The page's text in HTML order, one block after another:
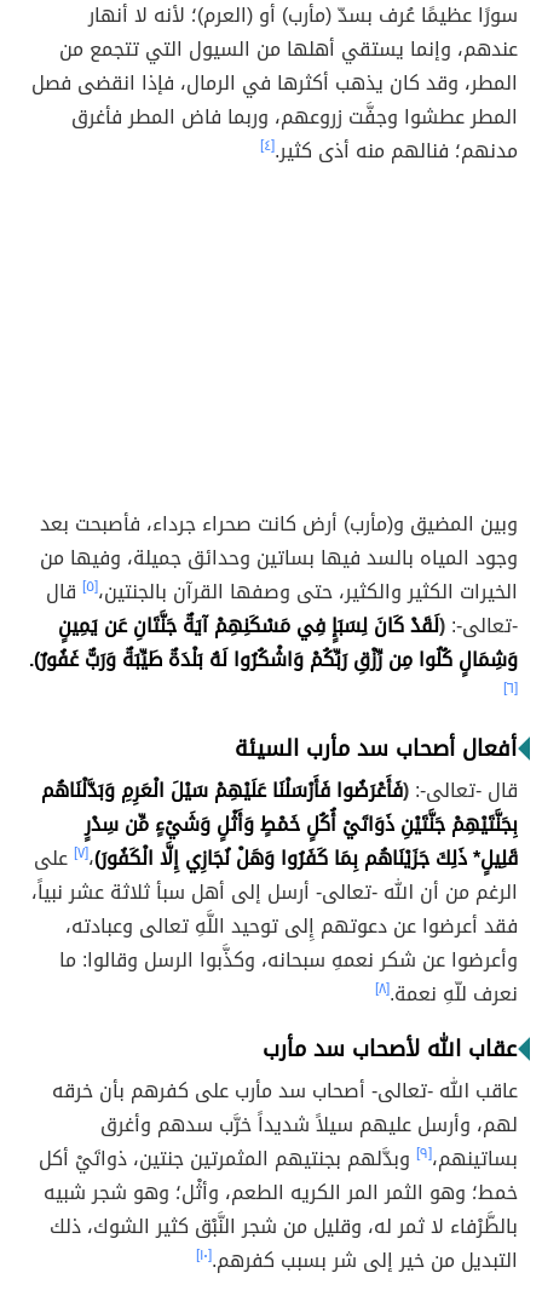
سورًا عظيمًا عُرف بسدّ (مأرب) أو (العرم)؛ لأنه لا أنهار
عندهم، وإنما يستقي أهلها من السيول التي تتجمع من
المطر، وقد كان يذهب أكثرها في الرمال، فإذا انقضى فصل
المطر عطشوا وجفَّت زروعهم، وربما فاض المطر فأغرق
مدنهم؛ فنالهم منه أذى كثير.[٤]
وبين المضيق و(مأرب) أرض كانت صحراء جرداء، فأصبحت بعد
وجود المياه بالسد فيها بساتين وحدائق جميلة، وفيها من
الخيرات الكثير والكثير، حتى وصفها القرآن بالجنتين،[٥]
قال
-تعالى-:(لَقَدْ كَانَ لِسَبَإٍ فِي مَسْكَنِهِمْ آيَةٌ جَنَّتَانِ عَن يَمِينٍ
وَشِمَالٍ كُلُوا مِن رِّزْقِ رَبِّكُمْ وَاشْكُرُوا لَهُ بَلْدَةٌ طَيِّبَةٌ وَرَبٌّ غَفُورٌ).
[٦]
أفعال أصحاب سد مأرب السيئة
قال -تعالى-:(فَأَعْرَضُوا فَأَرْسَلْنَا عَلَيْهِمْ سَيْلَ الْعَرِمِ وَبَدَّلْنَاهُم
بِجَنَّتَيْهِمْ جَنَّتَيْنِ ذَوَاتَيْ أُكُلٍ خَمْطٍ وَأَثْلٍ وَشَيْءٍ مِّن سِدْرٍ
قَلِيلٍ* ذَلِكَ جَزَيْنَاهُم بِمَا كَفَرُوا وَهَلْ نُجَازِي إِلَّا الْكَفُورَ)،[٧]
على
الرغم من أن الله -تعالى- أرسل إلى أهل سبأ ثلاثة عشر نبياً،
فقد أعرضوا عن دعوتهم إِلى توحيد اللَّهِ تعالى وعبادته،
وأعرضوا عن شكر نعمهِ سبحانه، وكذَّبوا الرسل وقالوا: ما
نعرف للّهِ نعمة.[٨]
عقاب الله لأصحاب سد مأرب
عاقب الله -تعالى- أصحاب سد مأرب على كفرهم بأن خرقه
لهم، وأرسل عليهم سيلاً شديداً خرَّب سدهم وأغرق
بساتينهم،[٩]
وبدَّلهم بجنتيهم المثمرتين جنتين، ذواتَيْ أكل
خمط؛ وهو الثمر المر الكريه الطعم، وأثْل؛ وهو شجر شبيه
بالطَّرْفاء لا ثمر له، وقليل من شجر النَّبْق كثير الشوك، ذلك
التبديل من خير إلى شر بسبب كفرهم.[١٠]